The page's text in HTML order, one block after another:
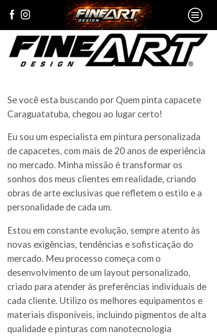
Se você esta buscando por Quem pinta capacete
Caraguatatuba, chegou ao lugar certo!
Eu sou um especialista em pintura personalizada
de capacetes, com mais de 20 anos de experiência
no mercado. Minha missão é transformar os
sonhos dos meus clientes em realidade, criando
obras de arte exclusivas que refletem o estilo e a
personalidade de cada um.
Estou em constante evolução, sempre atento às
novas exigências, tendências e sofisticação do
mercado. Meu processo começa com o
desenvolvimento de um layout personalizado,
criado para atender às preferências individuais de
cada cliente. Utilizo os melhores equipamentos e
materiais disponíveis, incluindo pigmentos de alta
qualidade e pinturas com nanotecnologia